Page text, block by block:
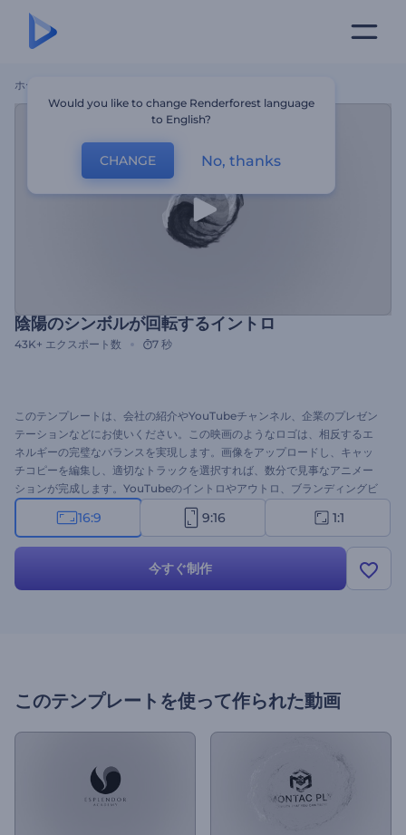
ホーム
陰陽のシンボルが回転するイントロ
43K+ エクスポート数 7 秒
このテンプレートは、会社の紹介やYouTubeチャンネル、企業のプレゼン
テーションなどにお使いください。この映画のようなロゴは、相反するエ
ネルギーの完璧なバランスを実現します。画像をアップロードし、キャッ
チコピーを編集し、適切なトラックを選択すれば、数分で見事なアニメー
ションが完成します。YouTubeのイントロやアウトロ、ブランディングビ
デオ、プロジェクトのオープニングなどにお使いください。エネルギッシ
ュなダンスを体験してみませんか？
16:9 9:16 1:1
今すぐ制作
このテンプレートを使って作られた動画
Would you like to change Renderforest language
to English?
CHANGE No, thanks